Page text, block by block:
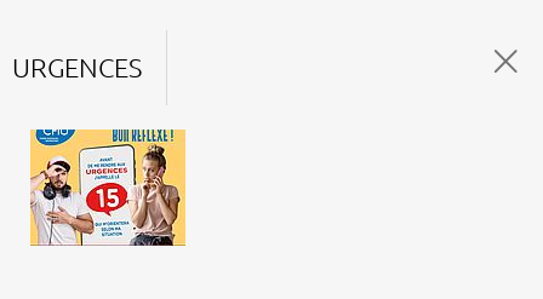
URGENCES